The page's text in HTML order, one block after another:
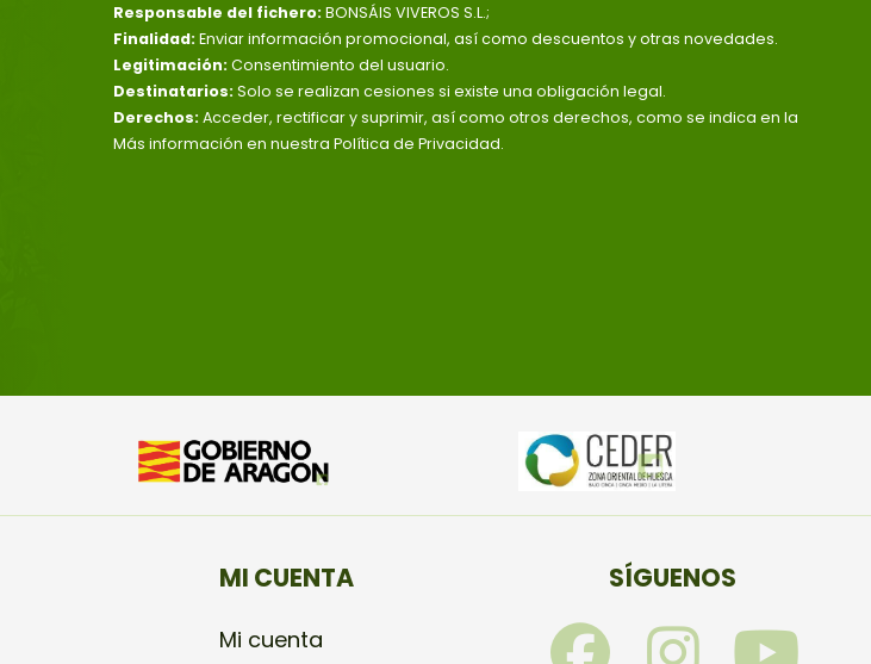
Responsable del fichero: BONSÁIS VIVEROS S.L.;
Finalidad: Enviar información promocional, así como descuentos y otras novedades.
Legitimación: Consentimiento del usuario.
Destinatarios: Solo se realizan cesiones si existe una obligación legal.
Derechos: Acceder, rectificar y suprimir, así como otros derechos, como se indica en la
Más información en nuestra Política de Privacidad.
MI CUENTA
Mi cuenta
SÍGUENOS
F I Y